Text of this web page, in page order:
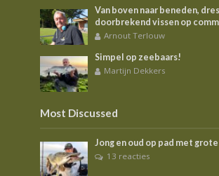
Van boven naar beneden,
doorbrekend vissen op
Arnout Terlouw
Simpel op zeebaars!
Martijn Dekkers
Most Discussed
Jong en oud op pad met
13 reacties